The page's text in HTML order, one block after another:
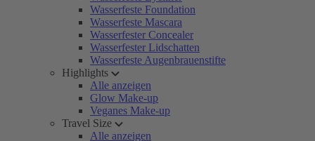
Wasserfeste Foundation
Wasserfeste Mascara
Wasserfester Concealer
Wasserfester Lidschatten
Wasserfeste Augenbrauenstifte
Highlights
Alle anzeigen
Glow Make-up
Veganes Make-up
Travel Size
Alle anzeigen